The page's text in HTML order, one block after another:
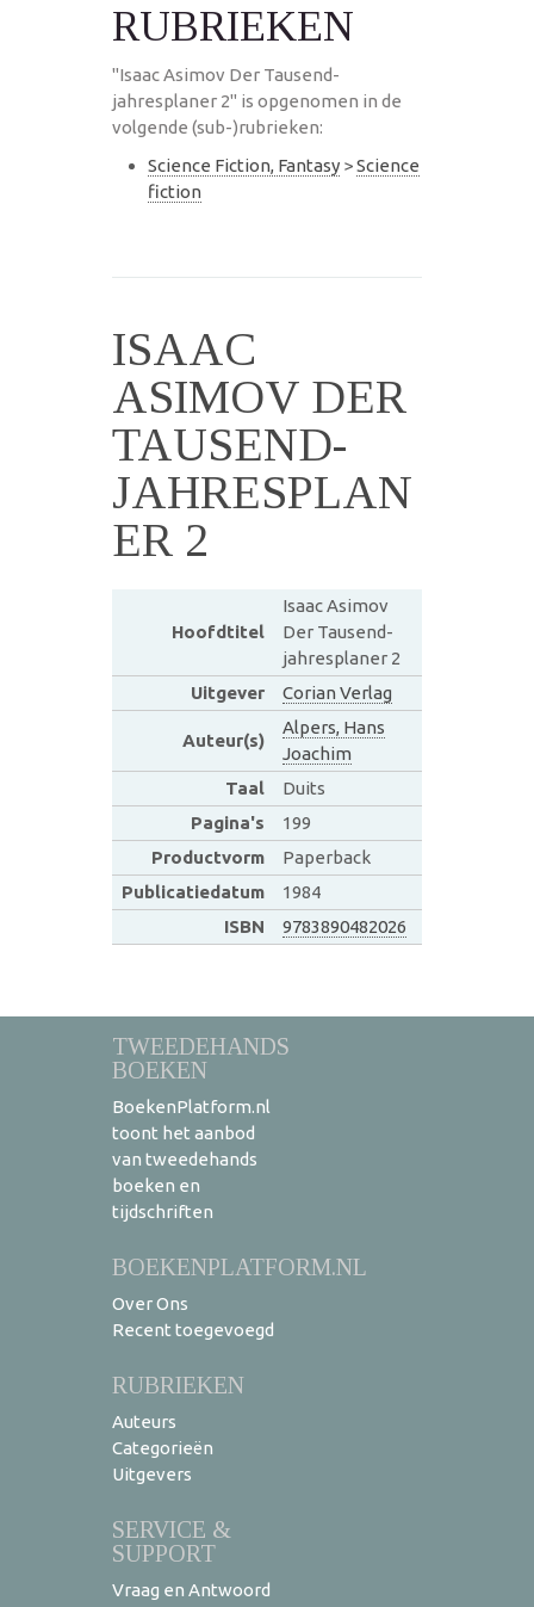
RUBRIEKEN
"Isaac Asimov Der Tausend-
jahresplaner 2" is opgenomen in de
volgende (sub-)rubrieken:
Science Fiction, Fantasy >Science
fiction
ISAAC
ASIMOV DER
TAUSEND-
JAHRESPLAN
ER 2
Hoofdtitel
Isaac Asimov
Der Tausend-
jahresplaner 2
Uitgever
Corian Verlag
Auteur(s)
Alpers, Hans
Joachim
Taal
Duits
Pagina's
199
Productvorm
Paperback
Publicatiedatum
1984
ISBN
9783890482026
TWEEDEHANDS
BOEKEN
BoekenPlatform.nl
toont het aanbod
van tweedehands
boeken en
tijdschriften
BOEKENPLATFORM.NL
Over Ons
Recent toegevoegd
RUBRIEKEN
Auteurs
Categorieën
Uitgevers
SERVICE &
SUPPORT
Vraag en Antwoord